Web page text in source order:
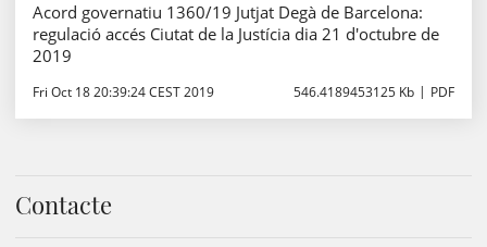
Acord governatiu 1360/19 Jutjat Degà de Barcelona:
regulació accés Ciutat de la Justícia dia 21 d'octubre de
2019
Fri Oct 18 20:39:24 CEST 2019 546.4189453125 Kb PDF
Contacte